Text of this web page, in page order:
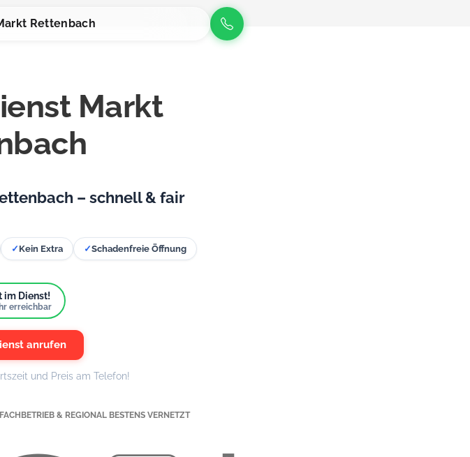
Rettenbach
Markt
– schnell & fair
✓ Kein Extra ✓Schadenfreie Öffnung
im Dienst!
erreichbar
anrufen
und Preis am Telefon!
& REGIONAL BESTENS VERNETZT